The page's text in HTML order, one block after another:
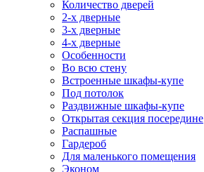
Количество дверей
2-х дверные
3-х дверные
4-х дверные
Особенности
Во всю стену
Встроенные шкафы-купе
Под потолок
Раздвижные шкафы-купе
Открытая секция посередине
Распашные
Гардероб
Для маленького помещения
Эконом